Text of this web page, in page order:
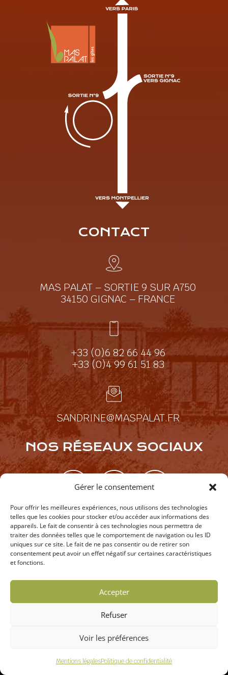
Gérer le consentement
Pour offrir les meilleures expériences, nous utilisons des technologies
telles que les cookies pour stocker et/ou accéder aux informations des
appareils. Le fait de consentir à ces technologies nous permettra de
traiter des données telles que le comportement de navigation ou les ID
uniques sur ce site. Le fait de ne pas consentir ou de retirer son
consentement peut avoir un effet négatif sur certaines caractéristiques
et fonctions.
Accepter
Refuser
Voir les préférences
Mentions légalesPolitique de confidentialité
RÉSERVATION EN LIGNE
CONTACT
MAS PALAT – SORTIE 9 SUR A750
34150 GIGNAC – FRANCE
+33 (0)6 82 66 44 96
+33 (0)4 99 61 51 83
SANDRINE@MASPALAT.FR
NOS RÉSEAUX SOCIAUX
VISITER NOTRE MOULIN
INDEX LDCRÉATION DE SITE INTERNET
–MENTIONS LÉGALES